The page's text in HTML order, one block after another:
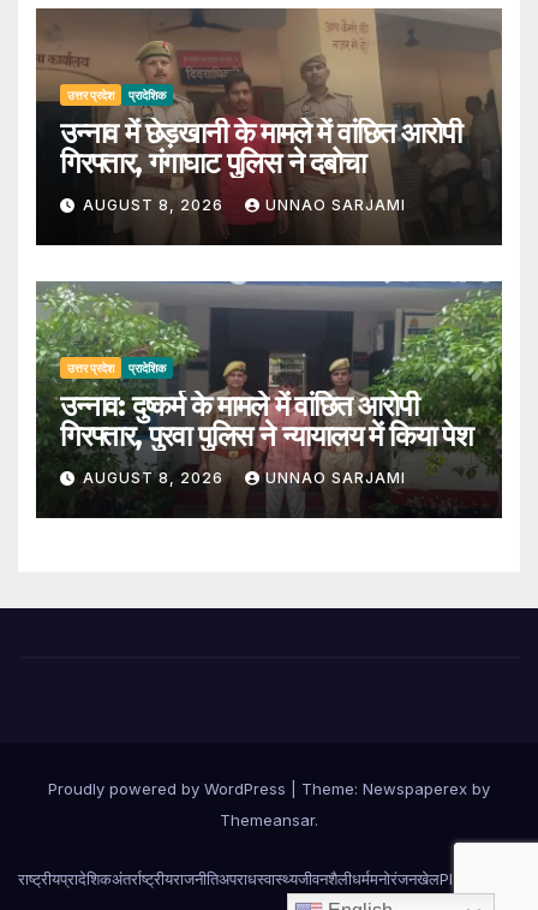
उत्तर प्रदेश प्रादेशिक
उन्नाव में छेड़खानी के मामले में वांछित आरोपी
गिरफ्तार, गंगाघाट पुलिस ने दबोचा
AUGUST 8, 2026 UNNAO SARJAMI
उत्तर प्रदेश प्रादेशिक
उन्नाव: दुष्कर्म के मामले में वांछित आरोपी
गिरफ्तार, पुरवा पुलिस ने न्यायालय में किया पेश
AUGUST 8, 2026 UNNAO SARJAMI
Proudly powered by WordPress
Theme: Newspaperex by
Themeansar.
राष्ट्रीयप्रादेशिकअंतर्राष्ट्रीयराजनीतिअपराधस्वास्थ्यजीवनशैलीधर्ममनोरंजनखेलPlace Ad